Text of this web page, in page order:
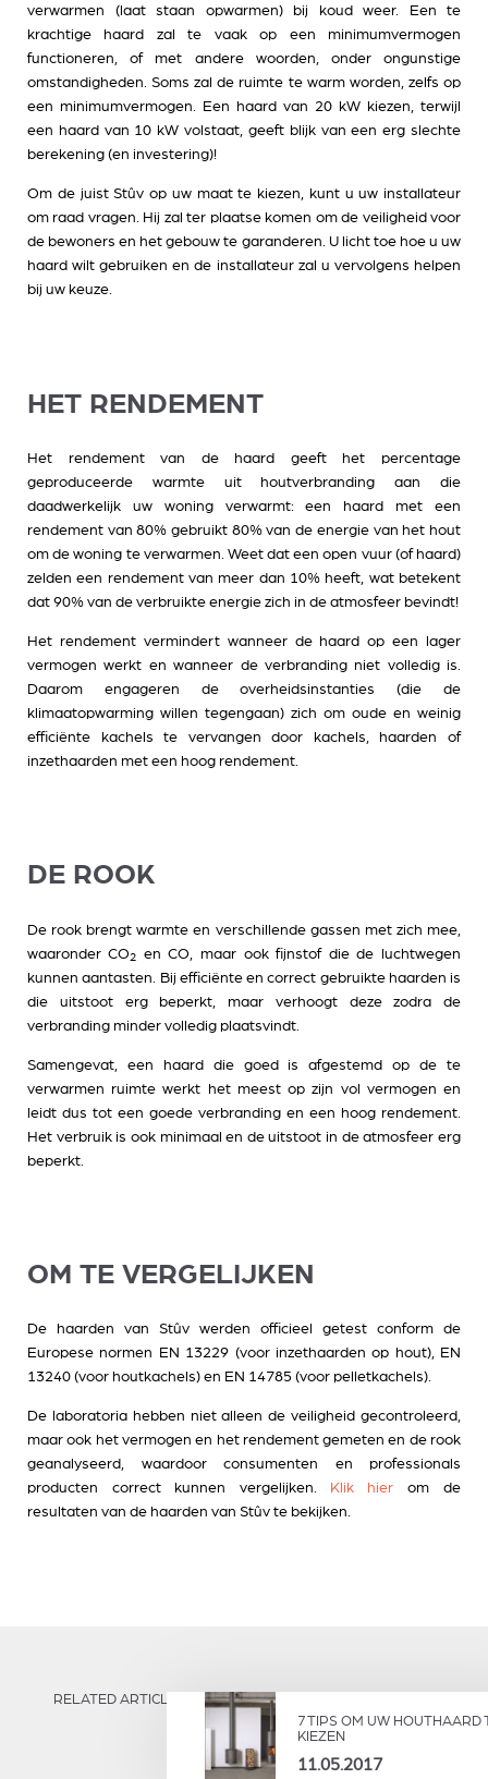
verwarmen (laat staan opwarmen) bij koud weer. Een te
krachtige haard zal te vaak op een minimumvermogen
functioneren, of met andere woorden, onder ongunstige
omstandigheden. Soms zal de ruimte te warm worden, zelfs op
een minimumvermogen. Een haard van 20 kW kiezen, terwijl
een haard van 10 kW volstaat, geeft blijk van een erg slechte
berekening (en investering)!
Om de juist Stûv op uw maat te kiezen, kunt u uw installateur
om raad vragen. Hij zal ter plaatse komen om de veiligheid voor
de bewoners en het gebouw te garanderen. U licht toe hoe u uw
haard wilt gebruiken en de installateur zal u vervolgens helpen
bij uw keuze.
HET RENDEMENT
Het rendement van de haard geeft het percentage
geproduceerde warmte uit houtverbranding aan die
daadwerkelijk uw woning verwarmt: een haard met een
rendement van 80% gebruikt 80% van de energie van het hout
om de woning te verwarmen. Weet dat een open vuur (of haard)
zelden een rendement van meer dan 10% heeft, wat betekent
dat 90% van de verbruikte energie zich in de atmosfeer bevindt!
Het rendement vermindert wanneer de haard op een lager
vermogen werkt en wanneer de verbranding niet volledig is.
Daarom engageren de overheidsinstanties (die de
klimaatopwarming willen tegengaan) zich om oude en weinig
efficiënte kachels te vervangen door kachels, haarden of
inzethaarden met een hoog rendement.
DE ROOK
De rook brengt warmte en verschillende gassen met zich mee,
waaronder CO2
en CO, maar ook fijnstof die de luchtwegen
kunnen aantasten. Bij efficiënte en correct gebruikte haarden is
die uitstoot erg beperkt, maar verhoogt deze zodra de
verbranding minder volledig plaatsvindt.
Samengevat, een haard die goed is afgestemd op de te
verwarmen ruimte werkt het meest op zijn vol vermogen en
leidt dus tot een goede verbranding en een hoog rendement.
Het verbruik is ook minimaal en de uitstoot in de atmosfeer erg
beperkt.
OM TE VERGELIJKEN
De haarden van Stûv werden officieel getest conform de
Europese normen EN 13229 (voor inzethaarden op hout), EN
13240 (voor houtkachels) en EN 14785 (voor pelletkachels).
De laboratoria hebben niet alleen de veiligheid gecontroleerd,
maar ook het vermogen en het rendement gemeten en de rook
geanalyseerd, waardoor consumenten en professionals
producten correct kunnen vergelijken. Klik hier om de
resultaten van de haarden van Stûv te bekijken.
RELATED ARTICLES
7 TIPS OM UW HOUTHAARD
KIEZEN
11.05.2017